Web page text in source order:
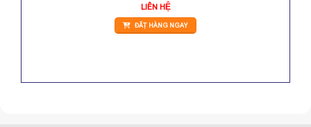
LIÊN HỆ
ĐẶT HÀNG NGAY